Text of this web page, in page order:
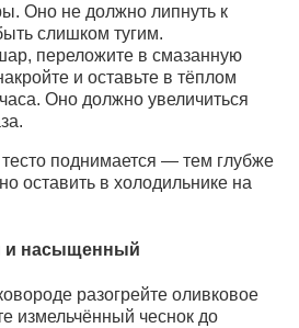
Оно не должно липнуть к
слишком тугим.
переложите в смазанную
и оставьте в тёплом
Оно должно увеличиться
поднимается — тем глубже
оставить в холодильнике на
и насыщенный
разогрейте оливковое
измельчённый чеснок до